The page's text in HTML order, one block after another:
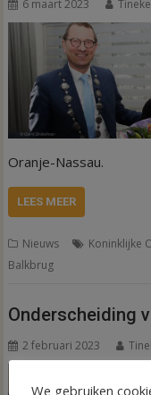
6 maart 2023
Oranje-Nassau.
LEES MEER
Nieuws Koninklijke
Balkbrug
Onderscheiding
2 februari 2023
We gebruiken